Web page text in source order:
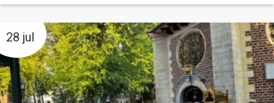
28 jul